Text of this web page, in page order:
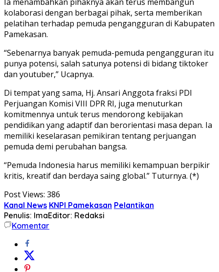
kolaborasi dengan berbagai pihak, serta memberikan
pelatihan terhadap pemuda pengangguran di Kabupaten
Pamekasan.
“Sebenarnya banyak pemuda-pemuda pengangguran itu
punya potensi, salah satunya potensi di bidang tiktoker
dan youtuber,” Ucapnya.
Di tempat yang sama, Hj. Ansari Anggota fraksi PDI
Perjuangan Komisi VIII DPR RI, juga menuturkan
komitmennya untuk terus mendorong kebijakan
pendidikan yang adaptif dan berorientasi masa depan. Ia
memiliki keselarasan pemikiran tentang perjuangan
pemuda demi perubahan bangsa.
“Pemuda Indonesia harus memiliki kemampuan berpikir
kritis, kreatif dan berdaya saing global.” Tuturnya. (*)
Post Views: 386
Kanal News KNPI Pamekasan Pelantikan
Penulis: ImaEditor: Redaksi
Komentar